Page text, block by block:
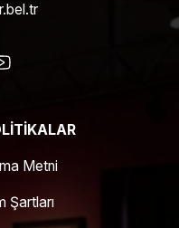
Metni
Şartları